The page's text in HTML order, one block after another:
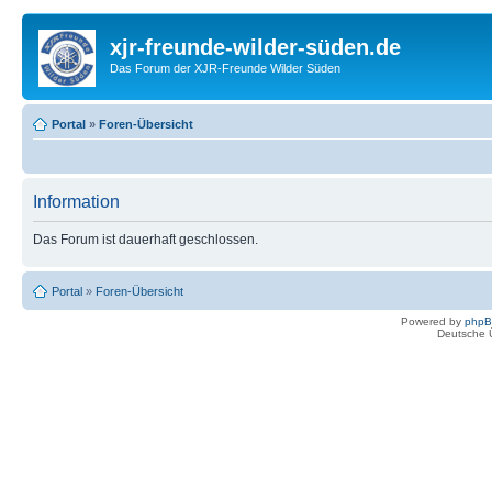
xjr-freunde-wilder-süden.de
Das Forum der XJR-Freunde Wilder Süden
Portal » Foren-Übersicht
Information
Das Forum ist dauerhaft geschlossen.
Portal » Foren-Übersicht
Powered by
Deutsche